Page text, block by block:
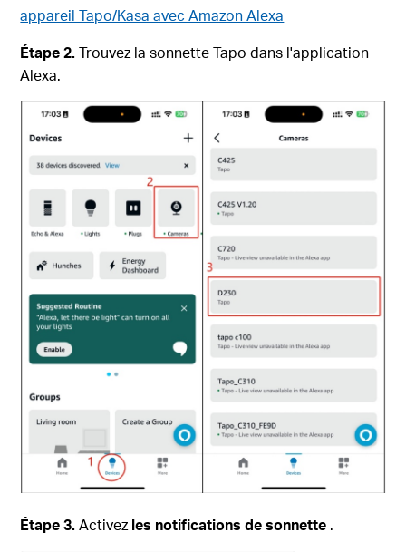
appareil Tapo/Kasa avec Amazon Alexa
Étape 2.Trouvez la sonnette Tapo dans l'application
Alexa.
Étape 3.Activez les notifications de sonnette .